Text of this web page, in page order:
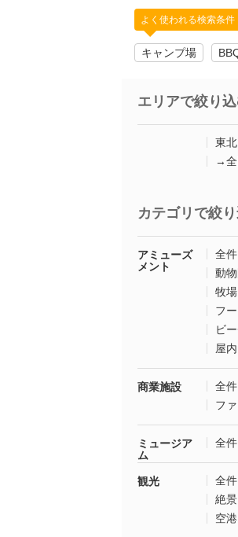
よく使われる検索条件
キャンプ場
エリアで絞り
東北
→全
カテゴリで絞
アミューズ
メント
全件
動
牧
フ
ビ
屋
商業施設 全件
フ
ミュージア
ム
全件
観光 全件
絶
空港